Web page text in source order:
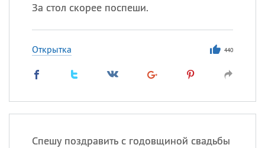
За стол скорее поспеши.
Открытка 440
Спешу поздравить с годовщиной свадьбы